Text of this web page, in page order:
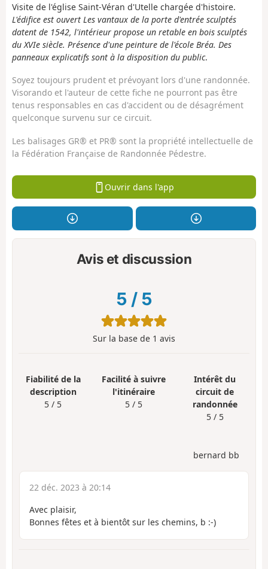
Visite de l'église Saint-Véran d'Utelle chargée d'histoire.
L'édifice est ouvert Les vantaux de la porte d'entrée sculptés
datent de 1542, l'intérieur propose un retable en bois sculptés
du XVIe siècle. Présence d'une peinture de l'école Bréa. Des
panneaux explicatifs sont à la disposition du public.
Soyez toujours prudent et prévoyant lors d'une randonnée.
Visorando et l'auteur de cette fiche ne pourront pas être
tenus responsables en cas d'accident ou de désagrément
quelconque survenu sur ce circuit.
Les balisages GR® et PR® sont la propriété intellectuelle de
la Fédération Française de Randonnée Pédestre.
Ouvrir dans l'app
Avis et discussion
5 / 5
Sur la base de 1 avis
Fiabilité de la
description
5 / 5
Facilité à suivre
l'itinéraire
5 / 5
Intérêt du
circuit de
randonnée
5 / 5
bernard bb
22 déc. 2023 à 20:14
Avec plaisir,
Bonnes fêtes et à bientôt sur les chemins, b :-)